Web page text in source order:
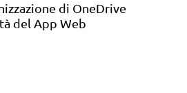
di OneDrive
del App Web